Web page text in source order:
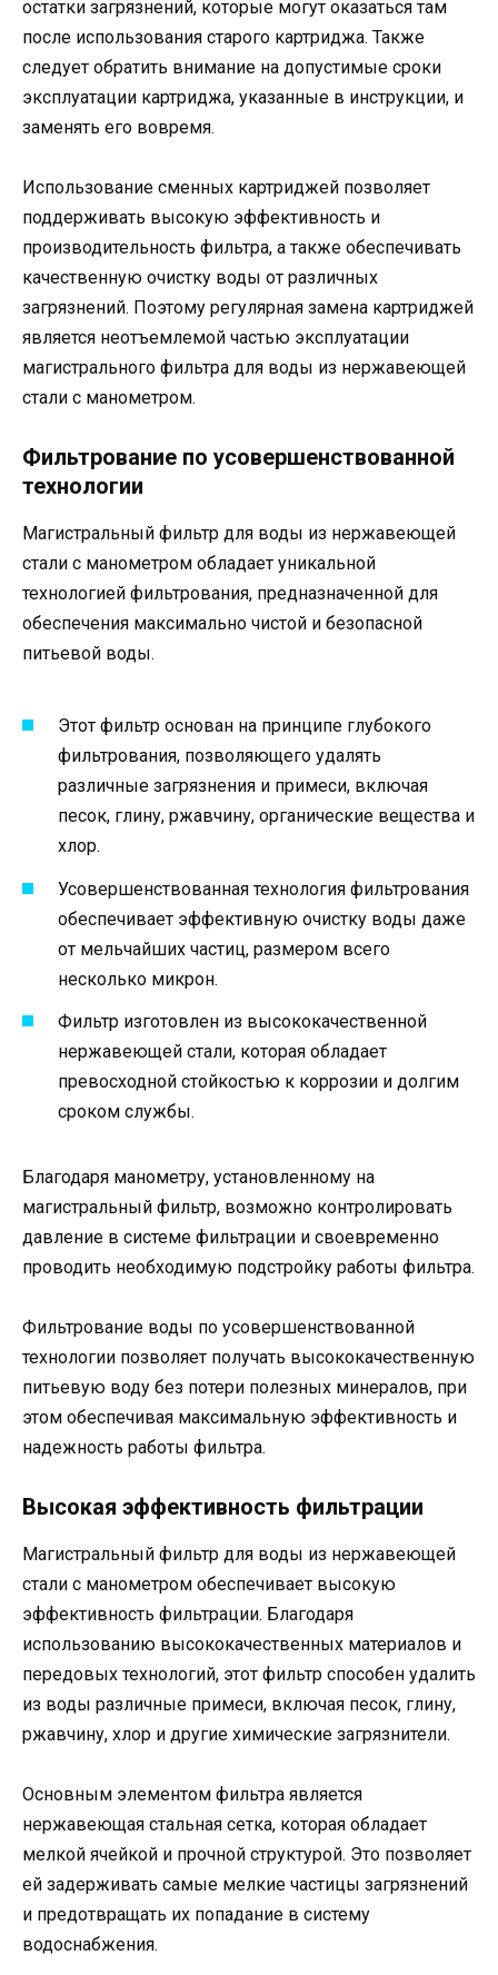
остатки загрязнений, которые могут оказаться там
после использования старого картриджа. Также
следует обратить внимание на допустимые сроки
эксплуатации картриджа, указанные в инструкции, и
заменять его вовремя.
Использование сменных картриджей позволяет
поддерживать высокую эффективность и
производительность фильтра, а также обеспечивать
качественную очистку воды от различных
загрязнений. Поэтому регулярная замена картриджей
является неотъемлемой частью эксплуатации
магистрального фильтра для воды из нержавеющей
стали с манометром.
Фильтрование по усовершенствованной
технологии
Магистральный фильтр для воды из нержавеющей
стали с манометром обладает уникальной
технологией фильтрования, предназначенной для
обеспечения максимально чистой и безопасной
питьевой воды.
Этот фильтр основан на принципе глубокого
фильтрования, позволяющего удалять
различные загрязнения и примеси, включая
песок, глину, ржавчину, органические вещества и
хлор.
Усовершенствованная технология фильтрования
обеспечивает эффективную очистку воды даже
от мельчайших частиц, размером всего
несколько микрон.
Фильтр изготовлен из высококачественной
нержавеющей стали, которая обладает
превосходной стойкостью к коррозии и долгим
сроком службы.
Благодаря манометру, установленному на
магистральный фильтр, возможно контролировать
давление в системе фильтрации и своевременно
проводить необходимую подстройку работы фильтра.
Фильтрование воды по усовершенствованной
технологии позволяет получать высококачественную
питьевую воду без потери полезных минералов, при
этом обеспечивая максимальную эффективность и
надежность работы фильтра.
Высокая эффективность фильтрации
Магистральный фильтр для воды из нержавеющей
стали с манометром обеспечивает высокую
эффективность фильтрации. Благодаря
использованию высококачественных материалов и
передовых технологий, этот фильтр способен удалить
из воды различные примеси, включая песок, глину,
ржавчину, хлор и другие химические загрязнители.
Основным элементом фильтра является
нержавеющая стальная сетка, которая обладает
мелкой ячейкой и прочной структурой. Это позволяет
ей задерживать самые мелкие частицы загрязнений
и предотвращать их попадание в систему
водоснабжения.